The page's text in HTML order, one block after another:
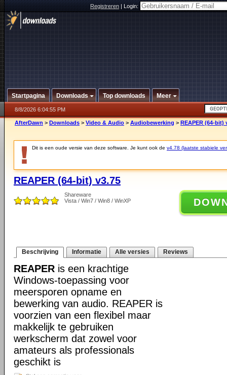
Registreren|Login:
Startpagina Downloads Top downloads Meer
8/8/2026 6:04:55 PM
AfterDawn > Downloads > Video & Audio > Audiobewerking > REAPER (64-bit)
Dit is een oude versie van deze software. Je kunt ook de v4.78 (laatste stabiele
REAPER (64-bit) v3.75
Shareware
Vista / Win7 / Win8 / WinXP
Beschrijving Informatie Alle versies Reviews
REAPER is een krachtige
Windows-toepassing voor
meersporen opname en
bewerking van audio. REAPER is
voorzien van een flexibel maar
makkelijk te gebruiken
werkscherm dat zowel voor
amateurs als professionals
geschikt is